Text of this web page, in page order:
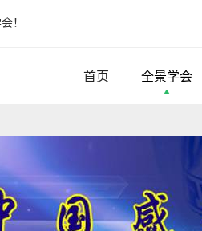
！
首页 全景学会